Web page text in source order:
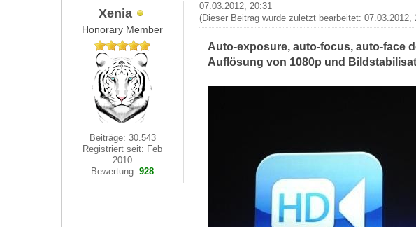
Xenia
Honorary Member
Beiträge: 30.543
Registriert seit: Feb
2010
Bewertung:928
07.03.2012, 20:31
(Dieser Beitrag wurde zuletzt bearbeitet: 07.03.2012,
Auto-exposure, auto-focus, auto-face
Auflösung von 1080p und